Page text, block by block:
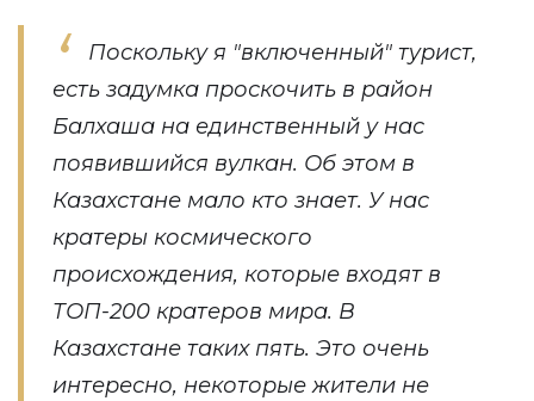
Поскольку я "включенный" турист,
есть задумка проскочить в район
Балхаша на единственный у нас
появившийся вулкан. Об этом в
Казахстане мало кто знает. У нас
кратеры космического
происхождения, которые входят в
ТОП-200 кратеров мира. В
Казахстане таких пять. Это очень
интересно, некоторые жители не